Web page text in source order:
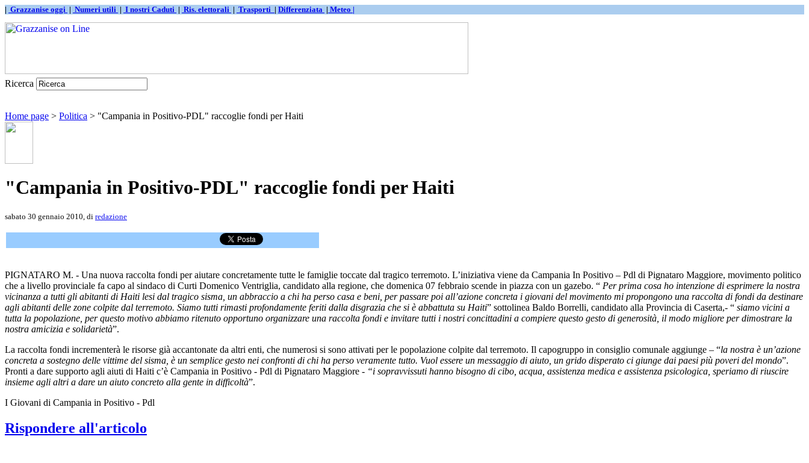
| Grazzanise oggi | Numeri utili | I nostri Caduti | Ris. elettorali | Trasporti | Differenziata | Meteo |
Ricerca
Home page > Politica > "Campania in Positivo-PDL" raccoglie fondi per Haiti
"Campania in Positivo-PDL" raccoglie fondi per Haiti
sabato 30 gennaio 2010, di redazione
PIGNATARO M. - Una nuova raccolta fondi per aiutare concretamente tutte le famiglie toccate dal tragico terremoto. L’iniziativa viene da Campania In Positivo – Pdl di Pignataro Maggiore, movimento politico
che a livello provinciale fa capo al sindaco di Curti Domenico Ventriglia, candidato alla regione, che domenica 07 febbraio scende in piazza con un gazebo. “ Per prima cosa ho intenzione di esprimere la nostra
vicinanza a tutti gli abitanti di Haiti lesi dal tragico sisma, un abbraccio a chi ha perso casa e beni, per passare poi all’azione concreta i giovani del movimento mi propongono una raccolta di fondi da destinare
agli abitanti delle zone colpite dal terremoto. Siamo tutti rimasti profondamente feriti dalla disgrazia che si è abbattuta su Haiti” sottolinea Baldo Borrelli, candidato alla Provincia di Caserta,- “ siamo vicini a
tutta la popolazione, per questo motivo abbiamo ritenuto opportuno organizzare una raccolta fondi e invitare tutti i nostri concittadini a compiere questo gesto di generosità, il modo migliore per dimostrare la
nostra amicizia e solidarietà”.
La raccolta fondi incrementerà le risorse già accantonate da altri enti, che numerosi si sono attivati per le popolazione colpite dal terremoto. Il capogruppo in consiglio comunale aggiunge – “la nostra è un’azione
concreta a sostegno delle vittime del sisma, è un semplice gesto nei confronti di chi ha perso veramente tutto. Vuol essere un messaggio di aiuto, un grido disperato ci giunge dai paesi più poveri del mondo”.
Pronti a dare supporto agli aiuti di Haiti c’è Campania in Positivo - Pdl di Pignataro Maggiore - “i sopravvissuti hanno bisogno di cibo, acqua, assistenza medica e assistenza psicologica, speriamo di riuscire
insieme agli altri a dare un aiuto concreto alla gente in difficoltà”.
I Giovani di Campania in Positivo - Pdl
Rispondere all'articolo